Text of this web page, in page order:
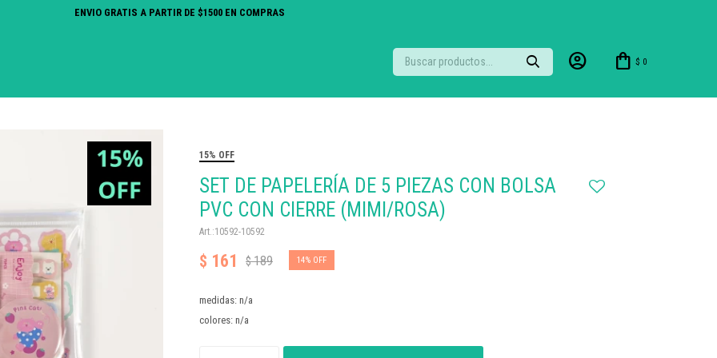
ENVIO GRATIS A PARTIR DE $1500 EN COMPRAS
$ 0
15% OFF
SET DE PAPELERÍA DE 5 PIEZAS CON BOLSA
PVC CON CIERRE (MIMI/ROSA)
10592-10592
$ 161 $189 14
medidas: n/a
colores: n/a